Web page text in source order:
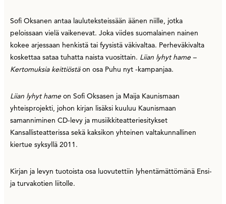
Sofi Oksanen antaa lauluteksteissään äänen niille, jotka
peloissaan vielä vaikenevat. Joka viides suomalainen nainen
kokee arjessaan henkistä tai fyysistä väkivaltaa. Perheväkivalta
koskettaa sataa tuhatta naista vuosittain. Liian lyhyt hame –
Kertomuksia keittiöstäon osa Puhu nyt -kampanjaa.
Liian lyhyt hame on Sofi Oksasen ja Maija Kaunismaan
yhteisprojekti, johon kirjan lisäksi kuuluu Kaunismaan
samanniminen CD-levy ja musiikkiteatteriesitykset
Kansallisteatterissa sekä kaksikon yhteinen valtakunnallinen
kiertue syksyllä 2011.
Kirjan ja levyn tuotoista osa luovutettiin lyhentämättömänä Ensi-
ja turvakotien liitolle.